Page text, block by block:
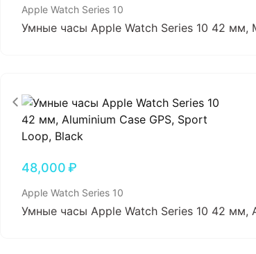
Apple Watch Series 10
Умные часы Apple Watch Series 10 42 мм,
48,000₽
Apple Watch Series 10
Умные часы Apple Watch Series 10 42 мм,